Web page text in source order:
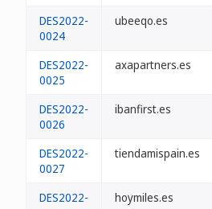
DES2022-
0024
ubeeqo.es
DES2022-
0025
axapartners.es
DES2022-
0026
ibanfirst.es
DES2022-
0027
tiendamispain.es
DES2022-
hoymiles.es